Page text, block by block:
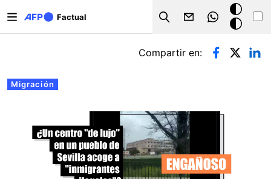
Factual
Search
Modo
oscuro
Solapas principales
Migración
Compartir en: